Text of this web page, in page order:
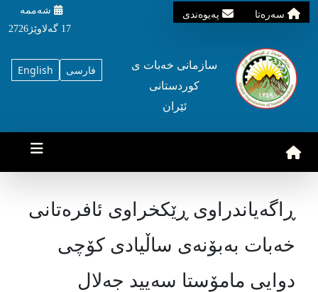
سه‌ره‌تا په‌یوه‌ندی
شه‌ممه‌
17 گه‌لاوێژ2726
English فارسی
سازمانی خه‌بات ی
کوردستانی
ئێران
ڕاگەیاندراوی ڕێکخراوی ئافرەتانی
خەبات بەبۆنەی ساڵیادی کۆچی
دوایی مامۆستا سەیید جەلال